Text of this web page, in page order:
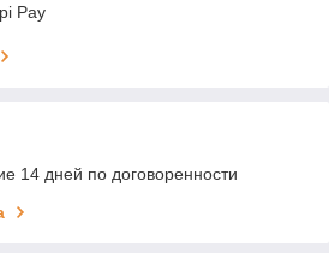
Pay
14 дней по договоренности